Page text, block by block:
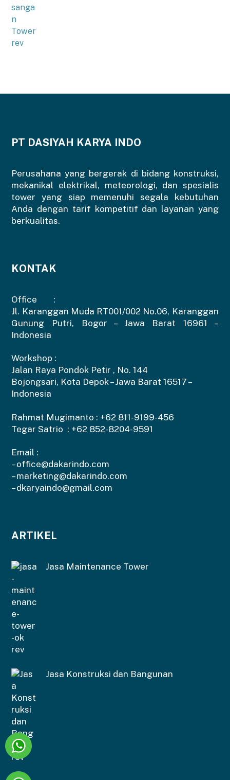
PT DASIYAH KARYA INDO
Perusahana yang bergerak di bidang konstruksi,
mekanikal elektrikal, meteorologi, dan spesialis
tower yang siap memenuhi segala kebutuhan
Anda dengan tarif kompetitif dan layanan yang
berkualitas.
KONTAK
Office :
Jl. Karanggan Muda RT001/002 No.06, Karanggan
Gunung Putri, Bogor – Jawa Barat 16961 –
Indonesia
Workshop :
Jalan Raya Pondok Petir , No. 144
Bojongsari, Kota Depok – Jawa Barat 16517 –
Indonesia
Rahmat Mugimanto : +62 811-9199-456
Tegar Satrio : +62 852-8204-9591
Email :
–office@dakarindo.com
–marketing@dakarindo.com
–dkaryaindo@gmail.com
ARTIKEL
Jasa Maintenance Tower
Jasa Konstruksi dan Bangunan